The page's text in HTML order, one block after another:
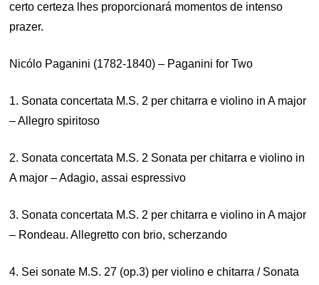
certo certeza lhes proporcionará momentos de intenso
prazer.
Nicólo Paganini (1782-1840) – Paganini for Two
1. Sonata concertata M.S. 2 per chitarra e violino in A major
– Allegro spiritoso
2. Sonata concertata M.S. 2 Sonata per chitarra e violino in
A major – Adagio, assai espressivo
3. Sonata concertata M.S. 2 per chitarra e violino in A major
– Rondeau. Allegretto con brio, scherzando
4. Sei sonate M.S. 27 (op.3) per violino e chitarra / Sonata